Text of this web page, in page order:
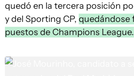
quedó en la tercera posición
y del Sporting CP, quedándose
puestos de Champions League.